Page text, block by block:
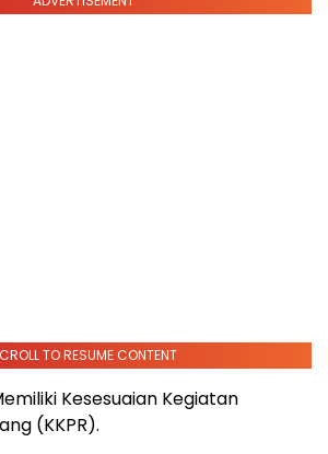
TO RESUME CONTENT
Kesesuaian Kegiatan
(KKPR).